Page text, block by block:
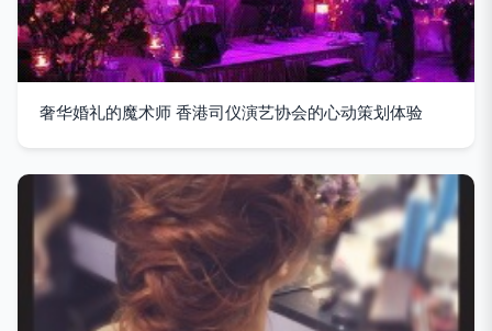
奢华婚礼的魔术师 香港司仪演艺协会的心动策划体验